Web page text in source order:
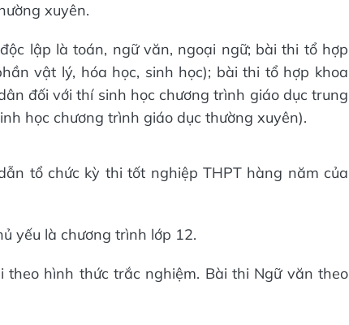
xuyên.
lập là toán, ngữ văn, ngoại ngữ; bài thi tổ hợp
vật lý, hóa học, sinh học); bài thi tổ hợp khoa
đối với thí sinh học chương trình giáo dục trung
học chương trình giáo dục thường xuyên).
tổ chức kỳ thi tốt nghiệp THPT hàng năm của
yếu là chương trình lớp 12.
theo hình thức trắc nghiệm. Bài thi Ngữ văn theo